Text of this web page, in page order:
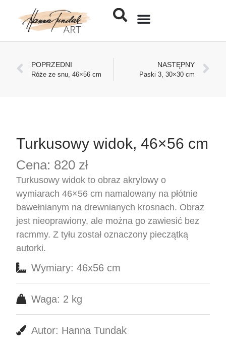
POPRZEDNI
Róże ze snu, 46×56 cm
NASTĘPNY
Paski 3, 30×30 cm
Turkusowy widok, 46×56 cm
Cena: 820 zł
Turkusowy widok to obraz akrylowy o
wymiarach 46×56 cm namalowany na płótnie
bawełnianym na drewnianych krosnach. Obraz
jest nieoprawiony, ale można go zawiesić bez
racmmy. Z tyłu został oznaczony pieczątką
autorki.
Wymiary: 46x56 cm
Waga: 2 kg
Autor: Hanna Tundak